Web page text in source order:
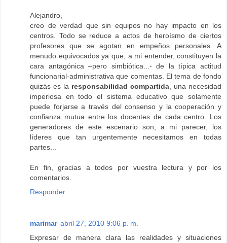
Alejandro,
creo de verdad que sin equipos no hay impacto en los
centros. Todo se reduce a actos de heroísmo de ciertos
profesores que se agotan en empeños personales. A
menudo equivocados ya que, a mi entender, constituyen la
cara antagónica –pero simbiótica...- de la típica actitud
funcionarial-administrativa que comentas. El tema de fondo
quizás es la responsabilidad compartida, una necesidad
imperiosa en todo el sistema educativo que solamente
puede forjarse a través del consenso y la cooperación y
confianza mutua entre los docentes de cada centro. Los
generadores de este escenario son, a mi parecer, los
líderes que tan urgentemente necesitamos en todas
partes...
En fin, gracias a todos por vuestra lectura y por los
comentarios.
Responder
marimar abril 27, 2010 9:06 p. m.
Expresar de manera clara las realidades y situaciones